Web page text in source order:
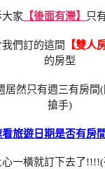
家 【後面有灣】 只
們訂的這間 【雙人
的房型
居然只有週三有房間
搶手)
旅遊日期是否有房
心一橫就訂下去了